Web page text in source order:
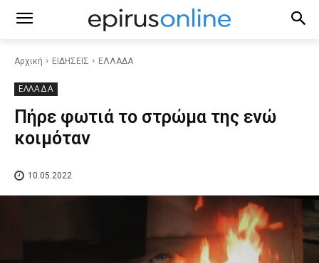
Αρχική ΕΙΔΗΣΕΙΣ ΕΛΛΑΔΑ
ΕΛΛΑΔΑ
Πήρε φωτιά το στρώμα της ενώ
κοιμόταν
10.05.2022